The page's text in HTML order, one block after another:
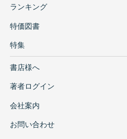
ランキング
特価図書
特集
書店様へ
著者ログイン
会社案内
お問い合わせ